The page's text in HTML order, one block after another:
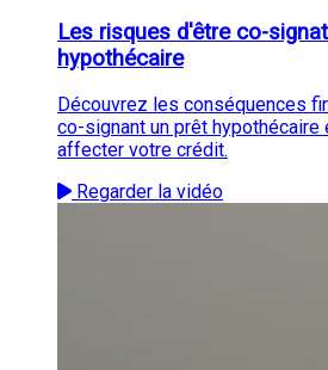
Les risques d'être co-
hypothécaire
Découvrez les conséquences
co-signant un prêt hypothécaire
affecter votre crédit.
Regarder la vidéo